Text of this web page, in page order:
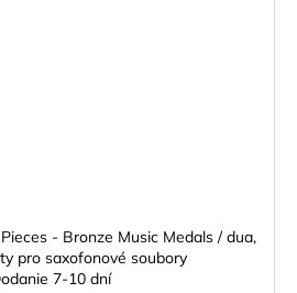
- Bronze Music Medals / dua,
pro saxofonové soubory
7-10 dní